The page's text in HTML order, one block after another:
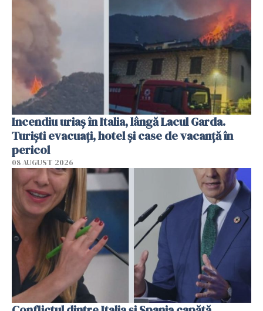
Incendiu uriaș în Italia, lângă Lacul Garda.
Turiști evacuați, hotel și case de vacanță în
pericol
08 AUGUST 2026